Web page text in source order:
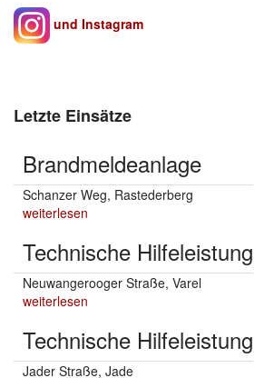
und Instagram
Letzte Einsätze
Brandmeldeanlage
Schanzer Weg, Rastederberg
weiterlesen
Technische Hilfeleistung
Neuwangerooger Straße, Varel
weiterlesen
Technische Hilfeleistung
Jader Straße, Jade